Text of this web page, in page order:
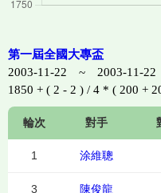
第一屆全國大專盃
2003-11-22 ~ 2003-11-22
1850 + ( 2 - 2 ) / 4 * ( 200 +
輪次 對手
1 涂維聰
3 陳俊龍